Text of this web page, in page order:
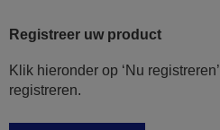
Registreer uw product
Klik hieronder op ‘Nu
registreren.